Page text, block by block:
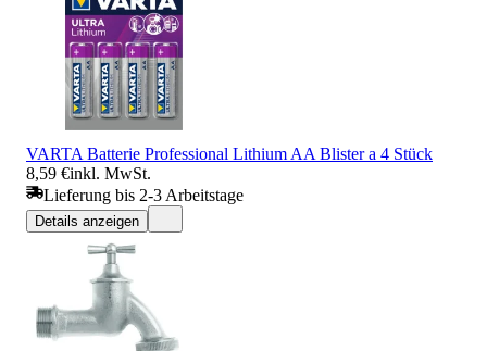
VARTA Batterie Professional Lithium AA Blister a 4 Stück
8,59 €inkl. MwSt.
Lieferung bis 2-3 Arbeitstage
Details anzeigen